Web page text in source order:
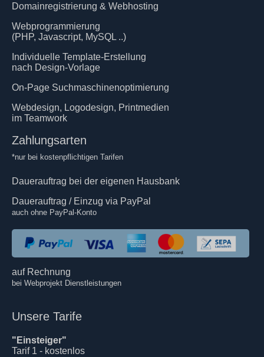
Domainregistrierung & Webhosting
Webprogrammierung
(PHP, Javascript, MySQL ..)
Individuelle Template-Erstellung
nach Design-Vorlage
On-Page Suchmaschinenoptimierung
Webdesign, Logodesign, Printmedien
im Teamwork
Zahlungsarten
*nur bei kostenpflichtigen Tarifen
Dauerauftrag bei der eigenen Hausbank
Dauerauftrag / Einzug via PayPal
auch ohne PayPal-Konto
auf Rechnung
bei Webprojekt Dienstleistungen
Unsere Tarife
"Einsteiger"
Tarif 1 - kostenlos